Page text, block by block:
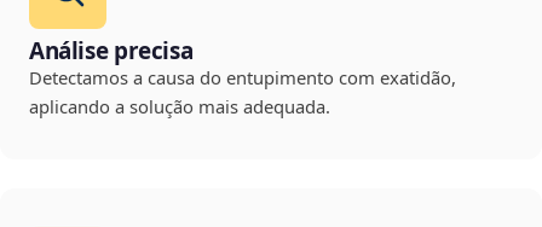
Análise precisa
Detectamos a causa do entupimento com exatidão,
aplicando a solução mais adequada.